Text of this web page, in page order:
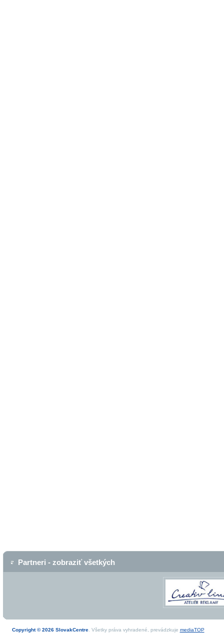
Partneri - zobraziť všetkých
Copyright © 2026 SlovakCentre. Všetky práva vyhradené, prevádzkuje mediaTOP